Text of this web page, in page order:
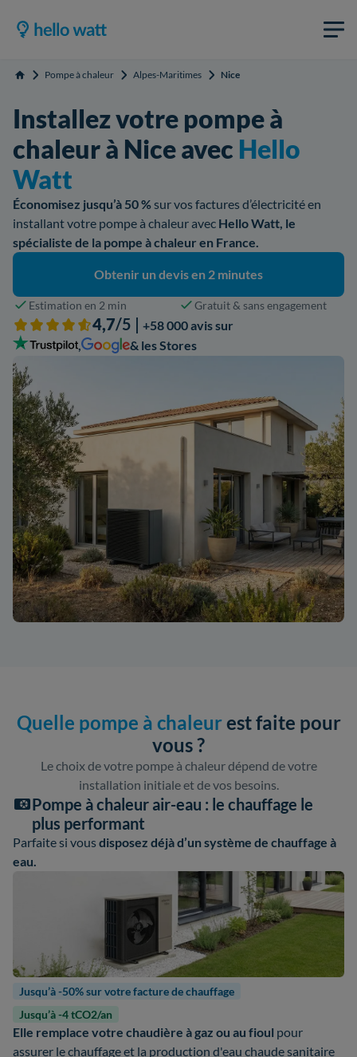
Accueil Pompe à chaleur Alpes-Maritimes Nice
Installez votre pompe à
chaleur à Nice avec Hello
Watt
Économisez jusqu’à 50 %sur vos factures d’électricité en
installant votre pompe à chaleur avec Hello Watt, le
spécialiste de la pompe à chaleur en France.
Obtenir un devis en 2 minutes
Estimation en 2 min Gratuit & sans engagement
4,7/5 | +58 000 avis sur
,
& les Stores
Quelle pompe à chaleurest faite pour
vous ?
Le choix de votre pompe à chaleur dépend de votre
installation initiale et de vos besoins.
Pompe à chaleur air-eau : le chauffage le
plus performant
Parfaite si vousdisposez déjà d’un système de chauffage à
eau.
Jusqu’à -50% sur votre facture de chauffage
Jusqu’à -4 tCO2/an
Elle remplace votre chaudière à gaz ou au fioul pour
assurer le chauffage et la production d'eau chaude sanitaire